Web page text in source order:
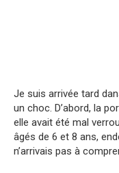
Je suis arrivée tard
un choc. D’abord, la
elle avait été mal
âgés de 6 et 8 ans,
n’arrivais pas à